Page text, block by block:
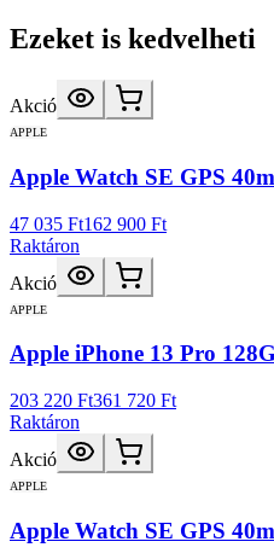
Ezeket is kedvelheti
Akció
APPLE
Apple Watch SE GPS
47 035 Ft162 900 Ft
Raktáron
Akció
APPLE
Apple iPhone 13 Pro
203 220 Ft361 720 Ft
Raktáron
Akció
APPLE
Apple Watch SE GPS